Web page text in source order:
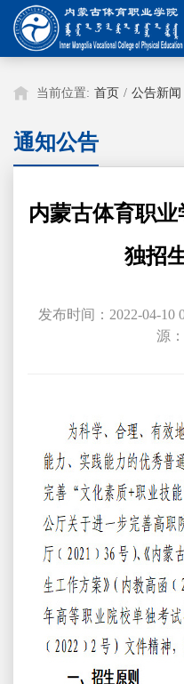
当前位置: 首页 / 公告新闻
通知公告
内蒙古体育职
独招
发布时间：2022-04-10
源